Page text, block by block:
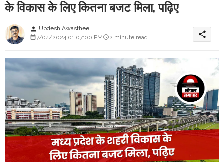
के विकास के लिए कितना बजट मिला, पढ़िए
person Updesh Awasthee
7/04/2024 01:07:00 PM
2 minute read share